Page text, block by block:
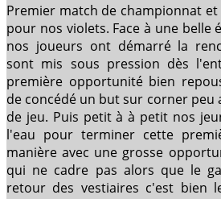
Premier match de championnat
pour nos violets. Face à une belle
nos joueurs ont démarré la
sont mis sous pression dès
première opportunité bien
de concédé un but sur corner
de jeu. Puis petit à à petit nos
l'eau pour terminer cette
manière avec une grosse
qui ne cadre pas alors que le
retour des vestiaires c'est bien